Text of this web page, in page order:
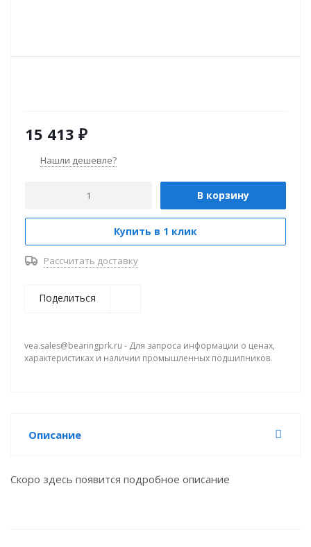
15 413 ₽
Нашли дешевле?
В корзину
Купить в 1 клик
Рассчитать доставку
Поделиться
vea.sales@bearingprk.ru - Для запроса информации о ценах,
характеристиках и наличии промышленных подшипников.
Описание
Скоро здесь появится подробное описание